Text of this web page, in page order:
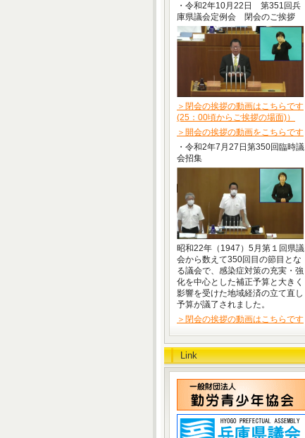
・令和2年10月22日 第351回兵
庫県議会定例会 閉会のご挨拶
＞閉会の挨拶の動画はこちらです
(25：00頃からご挨拶の場面)）
＞開会の挨拶の動画をこちらです
・令和2年7月27日第350回臨時議
会招集
昭和22年（1947）5月第１回県議
会から数えて350回目の節目とな
る議会で、感染症対策の充実・強
化を中心とした補正予算と大きく
影響を受けた地域経済の立て直し
予算が議了されました。
＞閉会の挨拶の動画はこちらです
Link